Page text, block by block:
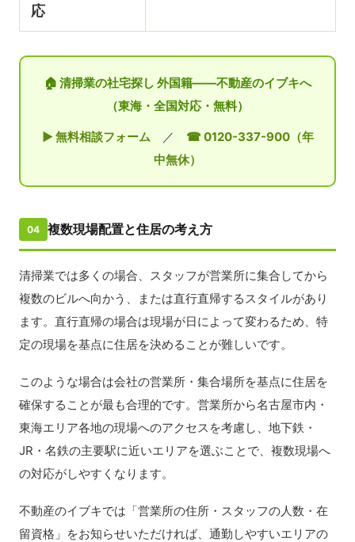
応
🏠 清掃業の社宅探し 外国籍——不動産のイブキへ
（東海・全国対応・無料）
▶ 無料相談フォーム ／ ☎ 0120-337-900（年
中無休）
04 複数現場配置と住居の考え方
清掃業では多くの場合、スタッフが営業所に集合してから
複数のビルへ向かう、または直行直帰するスタイルがあり
ます。直行直帰の場合は現場が日によって変わるため、特
定の現場を基点に住居を決めることが難しいです。
このような場合は会社の営業所・集合場所を基点に住居を
確保することが最も合理的です。営業所から名古屋市内・
東海エリア各地の現場へのアクセスを考慮し、地下鉄・
JR・名鉄の主要駅に近いエリアを選ぶことで、複数現場へ
の対応がしやすくなります。
不動産のイブキでは「営業所の住所・スタッフの人数・在
留資格」をお知らせいただければ、通勤しやすいエリアの